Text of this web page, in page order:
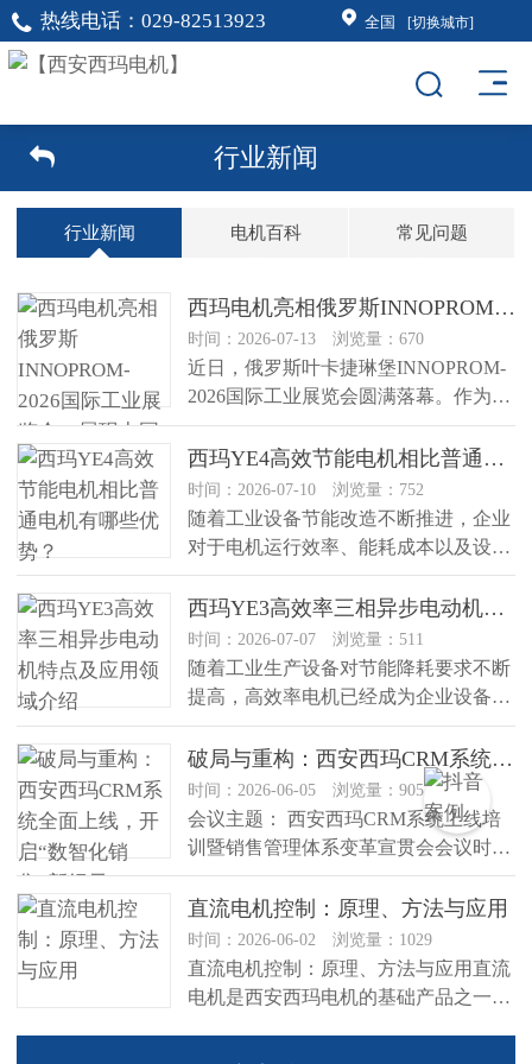
热线电话： 029-82513923 全国 [切换城市]
行业新闻
行业新闻 电机百科 常见问题
西玛电机亮相俄罗斯INNOPROM-2026国际工业展览会，展现中国工业电机制造实力
时间：2026-07-13 浏览量：670
近日，俄罗斯叶卡捷琳堡INNOPROM-
2026国际工业展览会圆满落幕。作为俄
罗斯重要的工业技术交流...
西玛YE4高效节能电机相比普通电机有哪些优势？
时间：2026-07-10 浏览量：752
随着工业设备节能改造不断推进，企业
对于电机运行效率、能耗成本以及设备
可靠性的关注越来越高。作为工业生...
西玛YE3高效率三相异步电动机特点及应用领域介绍
时间：2026-07-07 浏览量：511
随着工业生产设备对节能降耗要求不断
提高，高效率电机已经成为企业设备升
级的重要选择。西玛YE3高效率三...
破局与重构：西安西玛CRM系统全面上线，开启“数智化销售”新纪元
时间：2026-06-05 浏览量：905
会议主题： 西安西玛CRM系统上线培
训暨销售管理体系变革宣贯会会议时
间： 2026年6月5日 13:...
直流电机控制：原理、方法与应用
时间：2026-06-02 浏览量：1029
直流电机控制：原理、方法与应用直流
电机是西安西玛电机的基础产品之一，